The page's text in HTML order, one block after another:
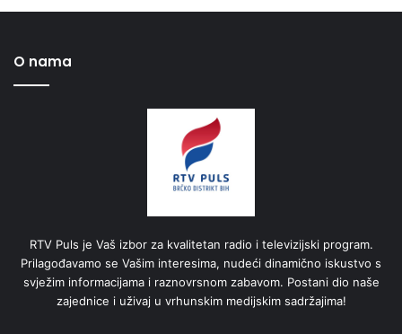
O nama
RTV Puls je Vaš izbor za kvalitetan radio i televizijski program.
Prilagođavamo se Vašim interesima, nudeći dinamično iskustvo s
svježim informacijama i raznovrsnom zabavom. Postani dio naše
zajednice i uživaj u vrhunskim medijskim sadržajima!